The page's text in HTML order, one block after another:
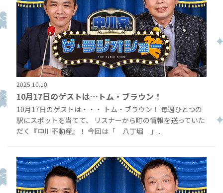
2025.10.10
10月17日のゲストは…トム・ブラウン！
10月17日のゲストは・・・ トム・ブラウン！ 毎週ひとつの
駅にスポットを当てて、 リスナーから町の情報を送っていた
だく『中川不動産』！ 今回は「 八丁堀 」...